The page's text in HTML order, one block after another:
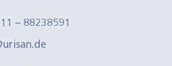
– 88238591